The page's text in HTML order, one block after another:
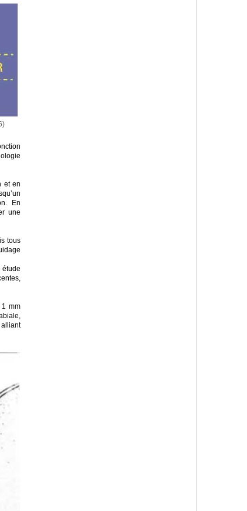
et en
En
une
tous
étude
mm